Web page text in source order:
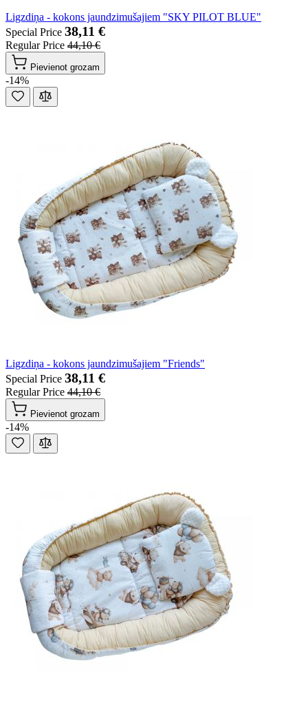
Ligzdiņa - kokons jaundzimušajiem "SKY PILOT BLUE"
Special Price 38,11 €
Regular Price 44,10 €
Pievienot grozam
-14%
Ligzdiņa - kokons jaundzimušajiem "Friends"
Special Price 38,11 €
Regular Price 44,10 €
Pievienot grozam
-14%